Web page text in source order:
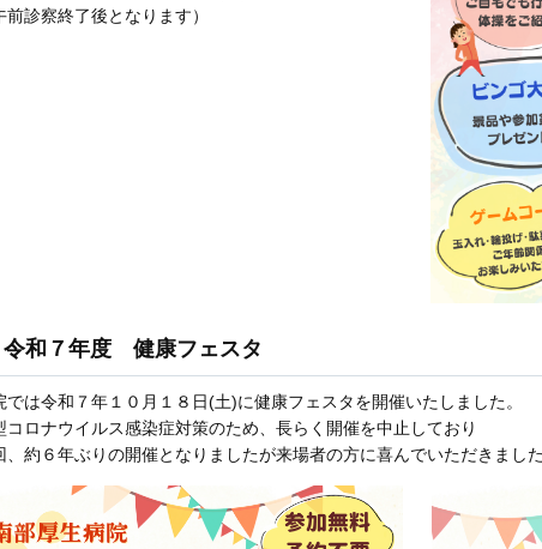
前診察終了後となります）
令和７年度 健康フェスタ
では令和７年１０月１８日(土)に健康フェスタを開催いたしました。
コロナウイルス感染症対策のため、長らく開催を中止しており
、約６年ぶりの開催となりましたが来場者の方に喜んでいただきまし